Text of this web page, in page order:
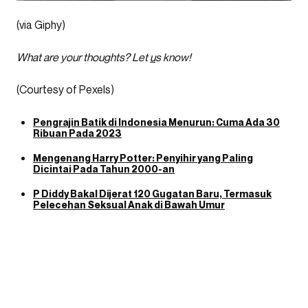
(via Giphy)
What are your thoughts? Letus know!
(Courtesy of Pexels)
Pengrajin Batik di Indonesia Menurun: Cuma Ada 30
Ribuan Pada 2023
Mengenang Harry Potter: Penyihir yang Paling
Dicintai Pada Tahun 2000-an
P Diddy Bakal Dijerat 120 Gugatan Baru, Termasuk
Pelecehan Seksual Anak di Bawah Umur